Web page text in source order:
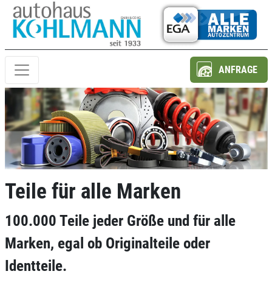
ANFRAGE
Teile für alle Marken
100.000 Teile jeder Größe und für alle
Marken, egal ob Originalteile oder
Identteile.